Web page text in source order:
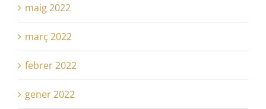
maig 2022
març 2022
febrer 2022
gener 2022